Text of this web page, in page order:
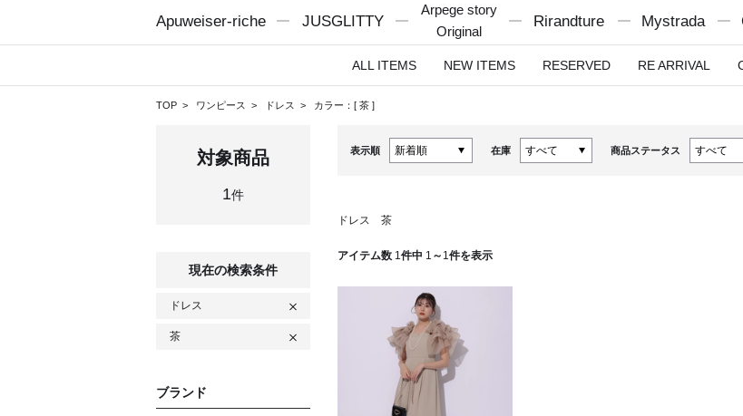
Apuweiser-riche JUSGLITTY
Arpege story
Original
Rirandture Mystrada
ALL ITEMS NEW ITEMS RESERVED RE ARRIVAL
TOP ワンピース ドレス カラー：[ 茶 ]
対象商品
1件
現在の検索条件
ドレス
茶
ブランド
表示順 在庫 商品ステータス
ドレス 茶
アイテム数 1件中 1 ～ 1件を表示